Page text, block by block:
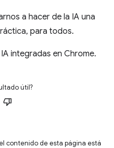
a hacer de la IA una
para todos.
integradas en Chrome.
útil?
contenido de esta página está